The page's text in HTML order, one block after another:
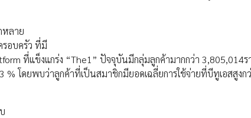
หลาย
อบครัว ที่มี
ที่แข็งแกร่ง “The1” ปัจจุบันมีกลุ่มลูกค้ามากกว่า 3,805,014ร
โดยพบว่าลูกค้าที่เป็นสมาชิกมียอดเฉลี่ยการใช้จ่ายที่บีทูเอสสูงก